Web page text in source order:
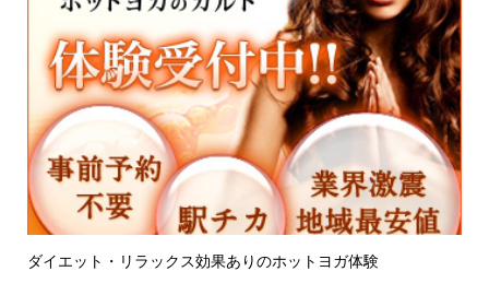
ダイエット・リラックス効果ありのホットヨガ体験